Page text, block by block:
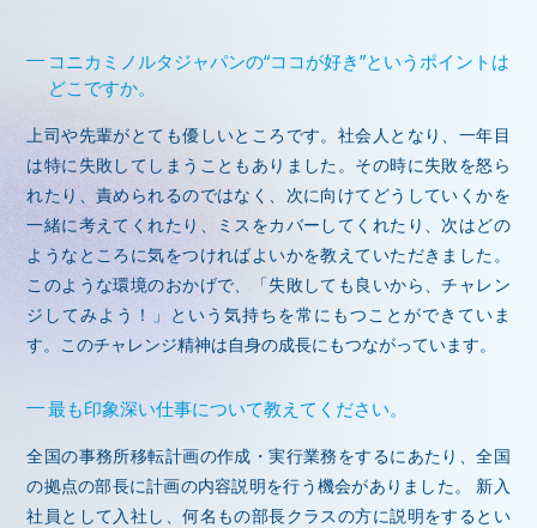
コニカミノルタジャパンの“ココが好き”というポイントは
どこですか。
上司や先輩がとても優しいところです。社会人となり、一年目
は特に失敗してしまうこともありました。その時に失敗を怒ら
れたり、責められるのではなく、次に向けてどうしていくかを
一緒に考えてくれたり、ミスをカバーしてくれたり、次はどの
ようなところに気をつければよいかを教えていただきました。
このような環境のおかげで、「失敗しても良いから、チャレン
ジしてみよう！」という気持ちを常にもつことができていま
す。このチャレンジ精神は自身の成長にもつながっています。
最も印象深い仕事について教えてください。
全国の事務所移転計画の作成・実行業務をするにあたり、全国
の拠点の部長に計画の内容説明を行う機会がありました。 新入
社員として入社し、何名もの部長クラスの方に説明をするとい